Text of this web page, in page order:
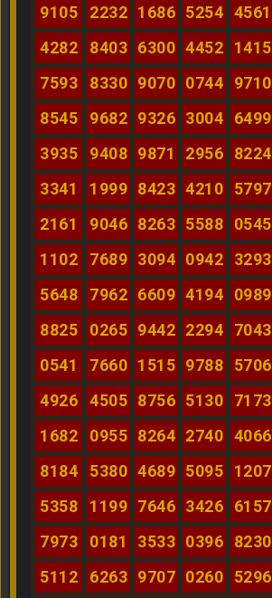
9105 2232 1686 5254 4561
4282
8403 6300 4452 1415
7593
8330 9070 0744 9710
8545
9682 9326 3004 6499
3935
9408 9871 2956 8224
3341
1999 8423 4210 5797
2161
9046 8263 5588 0545
1102
7689 3094 0942 3293
5648
7962 6609 4194 0989
8825
0265 9442 2294 7043
0541
7660 1515 9788 5706
4926
4505 8756 5130 7173
1682
0955 8264 2740 4066
8184
5380 4689 5095 1207
5358
1199 7646 3426 6157
7973
0181 3533 0396 8230
5112
6263 9707 0260 5296